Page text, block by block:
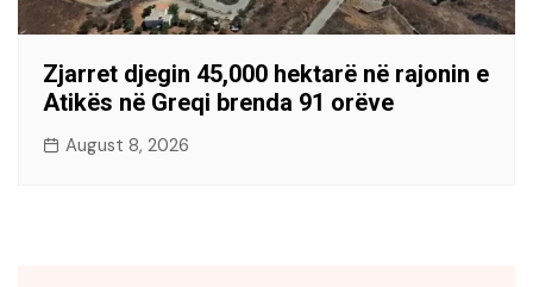
Zjarret djegin 45,000 hektarë në rajonin e
Atikës në Greqi brenda 91 orëve
August 8, 2026